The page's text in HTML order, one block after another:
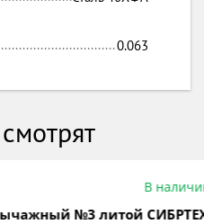
0.063
В наличии
№3 литой СИБРТЕХ